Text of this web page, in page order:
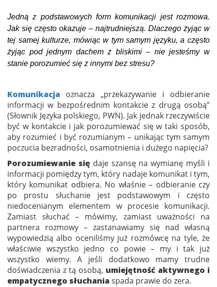
praca
galerie
Jedną z podstawowych form komunikacji jest rozmowa.
Jak się często okazuje – najtrudniejszą. Dlaczego żyjąc w
tej samej kulturze, mówiąc w tym samym języku, a często
żyjąc pod jednym dachem z bliskimi – nie jesteśmy w
stanie porozumieć się z innymi bez stresu?
Komunikacja oznacza „przekazywanie i odbieranie
informacji w bezpośrednim kontakcie z drugą osobą”
(Słownik Języka polskiego, PWN). Jak jednak rzeczywiście
być w kontakcie i jak porozumiewać się w taki sposób,
aby rozumieć i być rozumianym – unikając tym samym
poczucia bezradności, osamotnienia i dużego napięcia?
Porozumiewanie siędaje szansę na wymianę myśli i
informacji pomiędzy tym, który nadaje komunikat i tym,
który komunikat odbiera. No właśnie – odbieranie czy
po prostu słuchanie jest podstawowym i często
niedocenianym elementem w procesie komunikacji.
Zamiast słuchać – mówimy, zamiast uważności na
partnera rozmowy – zastanawiamy się nad własną
wypowiedzią albo oceniliśmy już rozmówcę na tyle, że
właściwie wszystko jedno co powie – my i tak już
wszystko wiemy. A jeśli dodatkowo mamy trudne
doświadczenia z tą osobą, umiejętność aktywnego i
empatycznego słuchania spada prawie do zera.